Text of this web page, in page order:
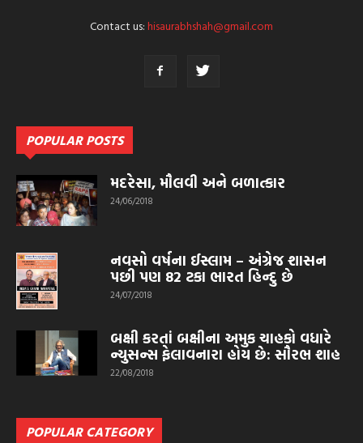
Contact us:hisaurabhshah@gmail.com
POPULAR POSTS
મદરેસા, મૌલવી અને બળાત્કાર
24/06/2018
નવસો વર્ષના ઈસ્લામ – અંગ્રેજ શાસન
પછી પણ 82 ટકા ભારત હિન્દુ છે
24/07/2018
બક્ષી કરતાં બક્ષીના અમુક ચાહકો વધારે
ન્યુસન્સ ફેલાવનારા હોય છે: સૌરભ શાહ
22/08/2018
POPULAR CATEGORY